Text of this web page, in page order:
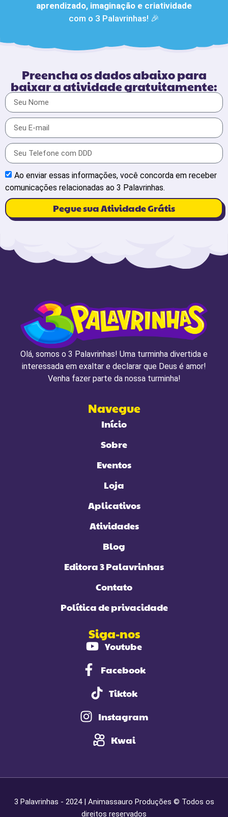
aprendizado, imaginação e criatividade
com o 3 Palavrinhas! 🎉
Preencha os dados abaixo para
baixar a atividade gratuitamente:
Ao enviar essas informações, você concorda em receber
comunicações relacionadas ao 3 Palavrinhas.
Pegue sua Atividade Grátis
Olá, somos o 3 Palavrinhas! Uma turminha divertida e
interessada em exaltar e declarar que Deus é amor!
Venha fazer parte da nossa turminha!
Navegue
Início
Sobre
Eventos
Loja
Aplicativos
Atividades
Blog
Editora 3 Palavrinhas
Contato
Política de privacidade
Siga-nos
Youtube
Facebook
Tiktok
Instagram
Kwai
3 Palavrinhas - 2024 | Animassauro Produções © Todos os
direitos reservados